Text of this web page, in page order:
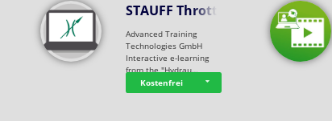
STAUFF Throttle…
Advanced Training
Technologies GmbH
Interactive e-learning
from the "Hydrau…
Kostenfrei